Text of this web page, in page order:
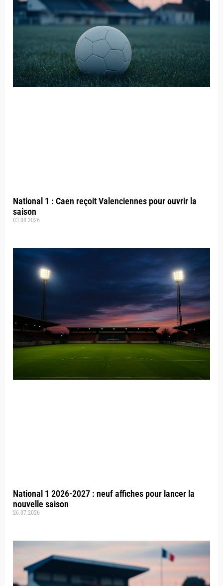
National 1 : Caen reçoit Valenciennes pour ouvrir la
saison
03.08.2026
National 1 2026-2027 : neuf affiches pour lancer la
nouvelle saison
26.07.2026